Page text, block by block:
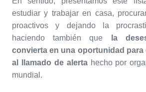
estudiar y trabajar en casa,
proactivos y dejando la
haciendo también que
la
convierta en una oportunidad para
al llamado de alertahecho por
mundial.